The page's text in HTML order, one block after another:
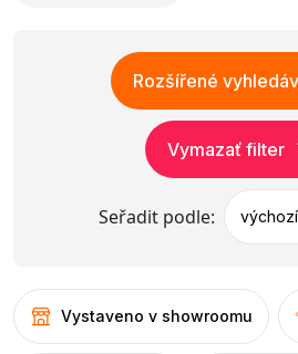
Rozšířené
Vymazať filter
Seřadit podle:
Vystaveno v showroomu